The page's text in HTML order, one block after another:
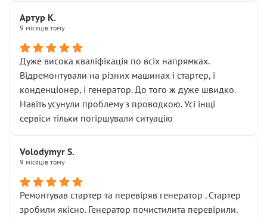
Артур К.
9 місяців тому
Дуже висока кваліфікація по всіх напрямках.
Відремонтували на різних машинах і стартер, і
конденціонер, і генератор. До того ж дуже швидко.
Навіть усунули проблему з проводкою. Усі інщі
сервіси тільки погіршували ситуацію
Volodymyr S.
9 місяців тому
Ремонтував стартер та перевіряв генератор . Стартер
зробили якісно. Генератор почистилита перевірили.